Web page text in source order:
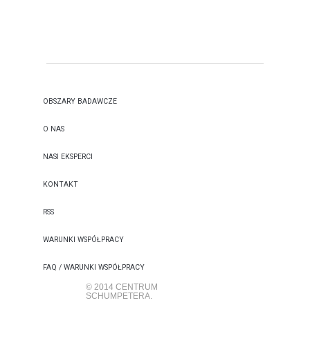
© 2014 CENTRUM
SCHUMPETERA.
OBSZARY BADAWCZE
O NAS
NASI EKSPERCI
KONTAKT
RSS
WARUNKI WSPÓŁPRACY
FAQ / WARUNKI WSPÓŁPRACY